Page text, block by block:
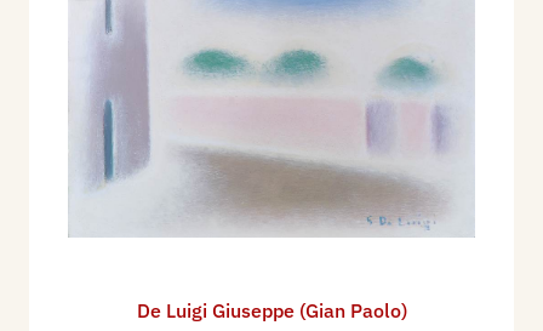
De Luigi Giuseppe (Gian Paolo)